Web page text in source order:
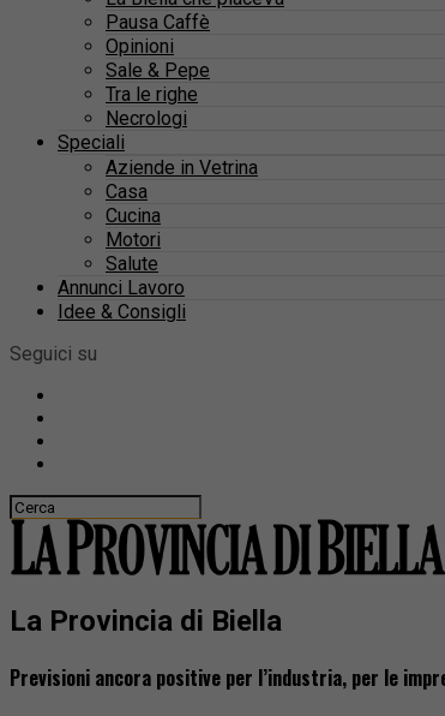
Pausa Caffè
Opinioni
Sale & Pepe
Tra le righe
Necrologi
Speciali
Aziende in Vetrina
Casa
Cucina
Motori
Salute
Annunci Lavoro
Idee & Consigli
Seguici su
La Provincia di Biella
Previsioni ancora positive per l’industria, per le